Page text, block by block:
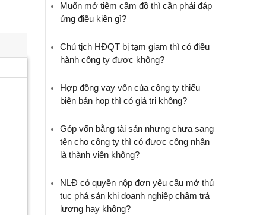
Muốn mở tiệm cầm đồ thì cần phải đáp
ứng điều kiện gì?
Chủ tịch HĐQT bị tạm giam thì có điều
hành công ty được không?
Hợp đồng vay vốn của công ty thiếu
biên bản họp thì có giá trị không?
Góp vốn bằng tài sản nhưng chưa sang
tên cho công ty thì có được công nhận
là thành viên không?
NLĐ có quyền nộp đơn yêu cầu mở thủ
tục phá sản khi doanh nghiệp chậm trả
lương hay không?